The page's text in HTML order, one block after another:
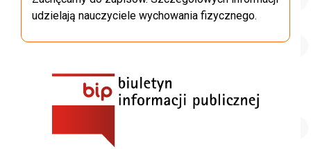
udzielają nauczyciele wychowania fizycznego.